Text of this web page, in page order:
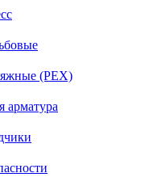
(PEX)
арматура